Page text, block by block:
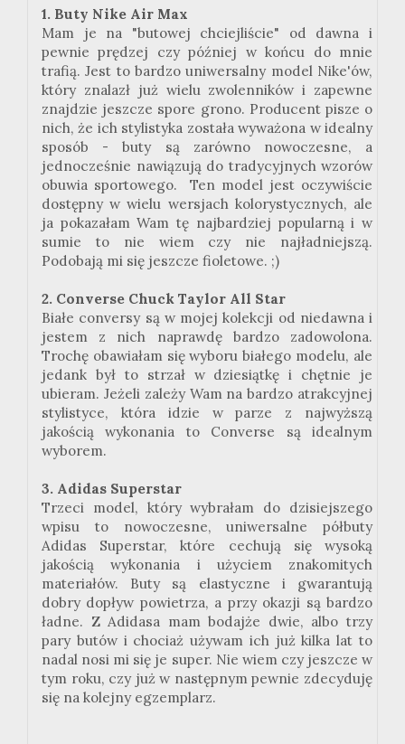
1. Buty Nike Air Max
Mam je na "butowej chciejliście" od dawna i
pewnie prędzej czy później w końcu do mnie
trafią. Jest to bardzo uniwersalny model Nike'ów,
który znalazł już wielu zwolenników i zapewne
znajdzie jeszcze spore grono. Producent pisze o
nich, że ich stylistyka została wyważona w idealny
sposób - buty są zarówno nowoczesne, a
jednocześnie nawiązują do tradycyjnych wzorów
obuwia sportowego. Ten model jest oczywiście
dostępny w wielu wersjach kolorystycznych, ale
ja pokazałam Wam tę najbardziej popularną i w
sumie to nie wiem czy nie najładniejszą.
Podobają mi się jeszcze fioletowe. ;)
2. Converse Chuck Taylor All Star
Białe conversy są w mojej kolekcji od niedawna i
jestem z nich naprawdę bardzo zadowolona.
Trochę obawiałam się wyboru białego modelu, ale
jedank był to strzał w dziesiątkę i chętnie je
ubieram. Jeżeli zależy Wam na bardzo atrakcyjnej
stylistyce, która idzie w parze z najwyższą
jakością wykonania to Converse są idealnym
wyborem.
3. Adidas Superstar
Trzeci model, który wybrałam do dzisiejszego
wpisu to nowoczesne, uniwersalne półbuty
Adidas Superstar, które cechują się wysoką
jakością wykonania i użyciem znakomitych
materiałów. Buty są elastyczne i gwarantują
dobry dopływ powietrza, a przy okazji są bardzo
ładne. Z Adidasa mam bodajże dwie, albo trzy
pary butów i chociaż używam ich już kilka lat to
nadal nosi mi się je super. Nie wiem czy jeszcze w
tym roku, czy już w następnym pewnie zdecyduję
się na kolejny egzemplarz.